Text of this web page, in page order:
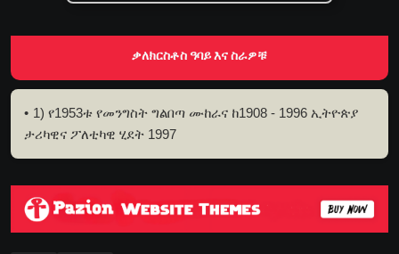
ቃለክርስቶስ ዓባይ እና ስራዎቹ
1) የ1953ቱ የመንግስት ግልበጣ ሙከራና ከ1908 - 1996 ኢትዮጵያ
ታሪካዊና ፖለቲካዊ ሂደት 1997